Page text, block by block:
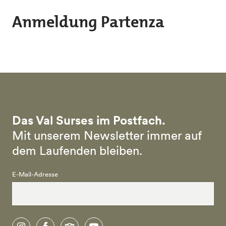
Anmeldung Partenza
Das Val Surses im Postfach.
Mit unserem Newsletter immer auf
dem Laufenden bleiben.
E-Mail-Adresse